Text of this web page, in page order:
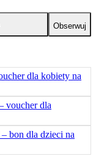
Obserwuj